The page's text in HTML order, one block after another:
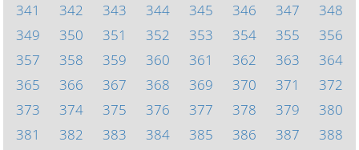
341
342 343 344 345 346 347
348
349
350 351 352 353 354 355
356
357
358 359 360 361 362 363
364
365
366 367 368 369 370 371
372
373
374 375 376 377 378 379
380
381
382 383 384 385 386 387 388